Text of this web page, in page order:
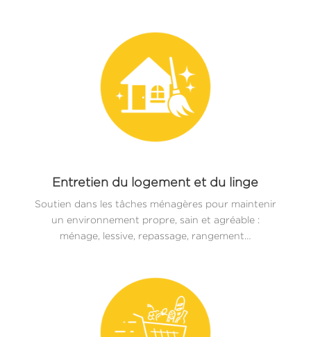
Entretien du logement et du linge
Soutien dans les tâches ménagères pour maintenir
un environnement propre, sain et agréable :
ménage, lessive, repassage, rangement…